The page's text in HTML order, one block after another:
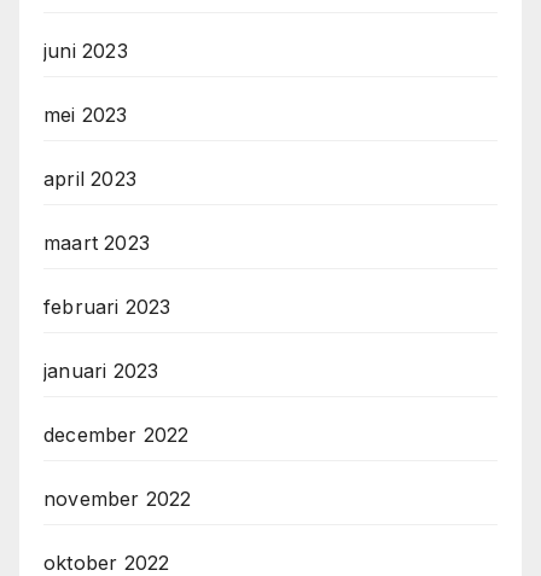
juni 2023
mei 2023
april 2023
maart 2023
februari 2023
januari 2023
december 2022
november 2022
oktober 2022